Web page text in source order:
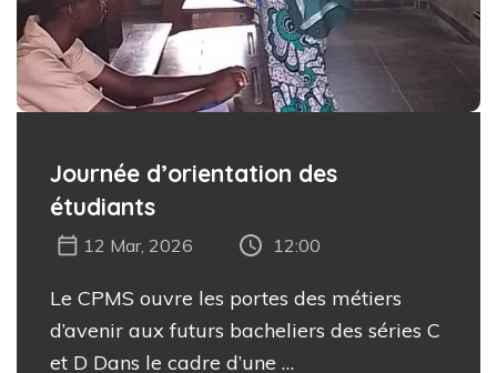
Journée d’orientation des
étudiants
12 Mar, 2026 12:00
Le CPMS ouvre les portes des métiers
d’avenir aux futurs bacheliers des séries C
et D Dans le cadre d’une …